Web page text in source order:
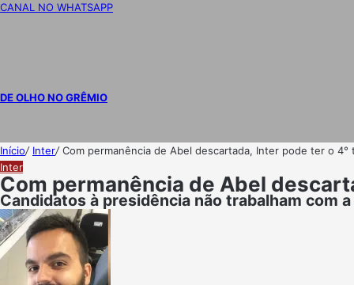
CANAL NO WHATSAPP
DE OLHO NO GRÊMIO
Início/ Inter/Com permanência de Abel descartada, Inter pode ter o
Inter
Com permanência de Abel
Candidatos à presidência não trabalham com